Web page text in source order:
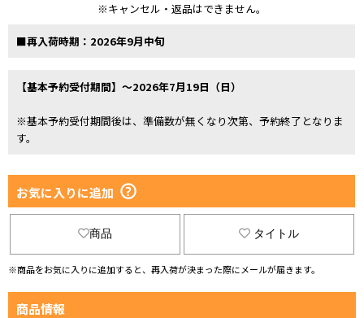
※キャンセル・返品はできません。
■再入荷時期：2026年9月中旬
【基本予約受付期間】～2026年7月19日（日）
※基本予約受付期間後は、準備数が無くなり次第、予約終了となりま
す。
お気に入りに追加
商品 タイトル
※商品をお気に入りに追加すると、再入荷が決まった際にメールが届きます。
商品情報